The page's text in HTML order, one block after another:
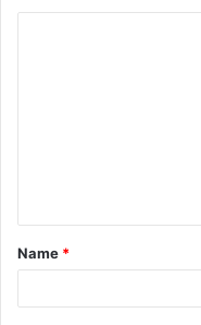
t
*
Name *